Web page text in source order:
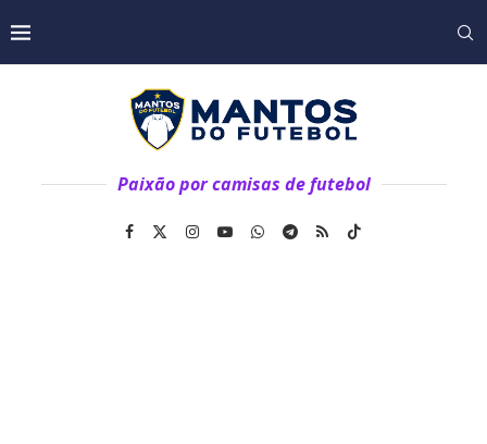
Paixão por camisas de futebol